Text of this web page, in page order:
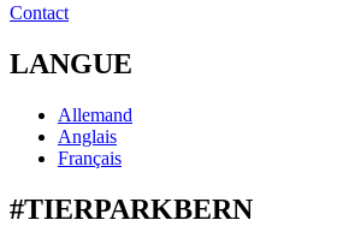
Contact
LANGUE
Allemand
Anglais
Français
#TIERPARKBERN